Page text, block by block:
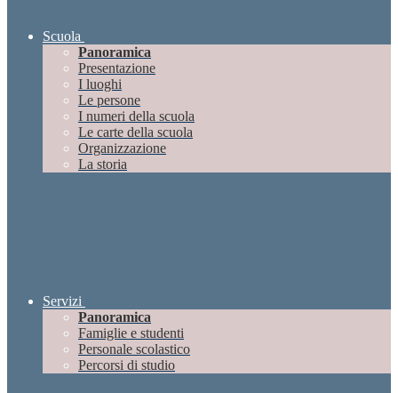
Scuola
Panoramica
Presentazione
I luoghi
Le persone
I numeri della scuola
Le carte della scuola
Organizzazione
La storia
Servizi
Panoramica
Famiglie e studenti
Personale scolastico
Percorsi di studio